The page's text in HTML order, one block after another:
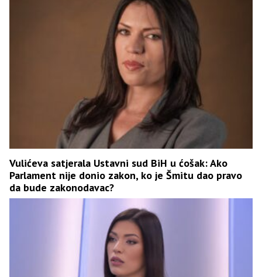
Vulićeva satjerala Ustavni sud BiH u ćošak: Ako
Parlament nije donio zakon, ko je Šmitu dao pravo
da bude zakonodavac?